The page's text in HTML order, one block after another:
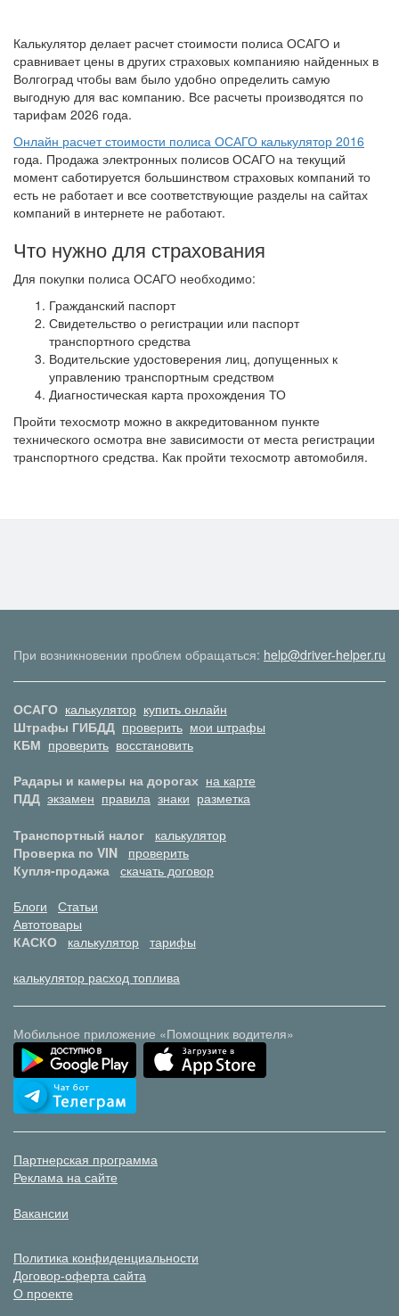
Калькулятор делает расчет стоимости полиса ОСАГО и
сравнивает цены в других страховых компанияю найденных в
Волгоград чтобы вам было удобно определить самую
выгодную для вас компанию. Все расчеты производятся по
тарифам 2026 года.
Онлайн расчет стоимости полиса ОСАГО калькулятор 2016
года. Продажа электронных полисов ОСАГО на текущий
момент саботируется большинством страховых компаний то
есть не работает и все соответствующие разделы на сайтах
компаний в интернете не работают.
Что нужно для страхования
Для покупки полиса ОСАГО необходимо:
Гражданский паспорт
Свидетельство о регистрации или паспорт
транспортного средства
Водительские удостоверения лиц, допущенных к
управлению транспортным средством
Диагностическая карта прохождения ТО
Пройти техосмотр можно в аккредитованном пункте
технического осмотра вне зависимости от места регистрации
транспортного средства. Как пройти техосмотр автомобиля.
При возникновении проблем обращаться: help@driver-helper.ru
ОСАГО калькулятор купить онлайн
Штрафы ГИБДД проверить мои штрафы
КБМ проверить восстановить
Радары и камеры на дорогах на карте
ПДД экзамен правила знаки разметка
Транспортный налог
калькулятор
Проверка по VIN
проверить
Купля-продажа скачать договор
Блоги
Статьи
Автотовары
КАСКО
калькулятор тарифы
калькулятор расход топлива
Мобильное приложение «Помощник водителя»
Партнерская программа
Реклама на сайте
Вакансии
Политика конфиденциальности
Договор-оферта сайта
О проекте